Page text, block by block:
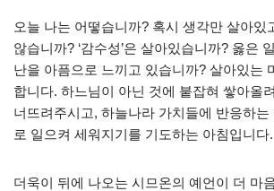
오늘 나는 어떻습니까? 혹시 생각만 살아있
않습니까? ‘감수성’은 살아있습니까? 옳은
난을 아픔으로 느끼고 있습니까? 살아있는
합니다. 하느님이 아닌 것에 붙잡혀 쌓아올
너뜨려주시고, 하늘나라 가치들에 반응하는
로 일으켜 세워지기를 기도하는 아침입니다.
더욱이 뒤에 나오는 시므온의 예언이 더 마